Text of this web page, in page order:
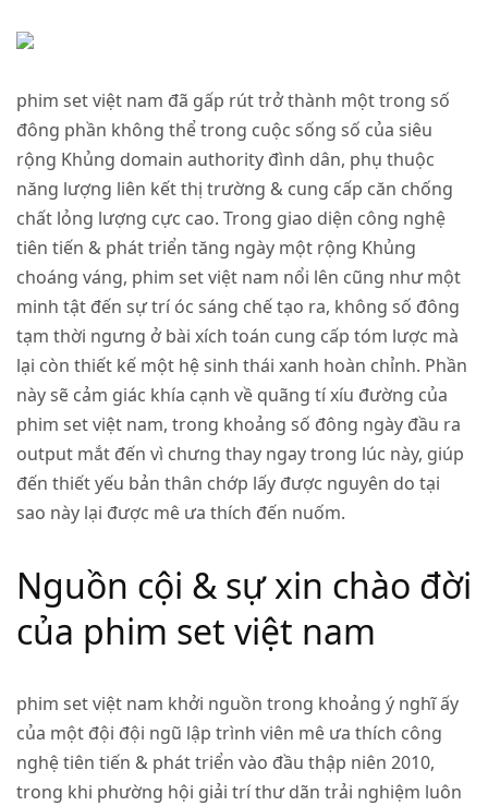
phim set việt nam đã gấp rút trở thành một trong số
đông phần không thể trong cuộc sống số của siêu
rộng Khủng domain authority đình dân, phụ thuộc
năng lượng liên kết thị trường & cung cấp căn chống
chất lỏng lượng cực cao. Trong giao diện công nghệ
tiên tiến & phát triển tăng ngày một rộng Khủng
choáng váng, phim set việt nam nổi lên cũng như một
minh tật đến sự trí óc sáng chế tạo ra, không số đông
tạm thời ngưng ở bài xích toán cung cấp tóm lược mà
lại còn thiết kế một hệ sinh thái xanh hoàn chỉnh. Phần
này sẽ cảm giác khía cạnh về quãng tí xíu đường của
phim set việt nam, trong khoảng số đông ngày đầu ra
output mắt đến vì chưng thay ngay trong lúc này, giúp
đến thiết yếu bản thân chớp lấy được nguyên do tại
sao này lại được mê ưa thích đến nuốm.
Nguồn cội & sự xin chào đời
của phim set việt nam
phim set việt nam khởi nguồn trong khoảng ý nghĩ ấy
của một đội đội ngũ lập trình viên mê ưa thích công
nghệ tiên tiến & phát triển vào đầu thập niên 2010,
trong khi phường hội giải trí thư dãn trải nghiệm luôn